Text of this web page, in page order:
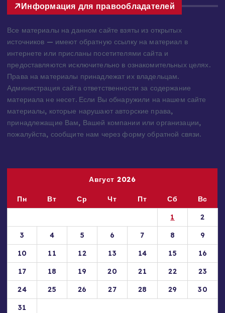
Информация для правообладателей
Все материалы на данном сайте взяты из открытых
источников — имеют обратную ссылку на материал в
интернете или присланы посетителями сайта и
предоставляются исключительно в ознакомительных целях.
Права на материалы принадлежат их владельцам.
Администрация сайта ответственности за содержание
материала не несет. Если Вы обнаружили на нашем сайте
материалы, которые нарушают авторские права,
принадлежащие Вам, Вашей компании или организации,
пожалуйста, сообщите нам через форму обратной связи.
Август 2026
Пн Вт Ср Чт Пт Сб
Вс
1
2
3
4 5 6 7 8
9
10
11 12 13 14 15
16
17
18 19 20 21 22
23
24
25 26 27 28 29
30
31